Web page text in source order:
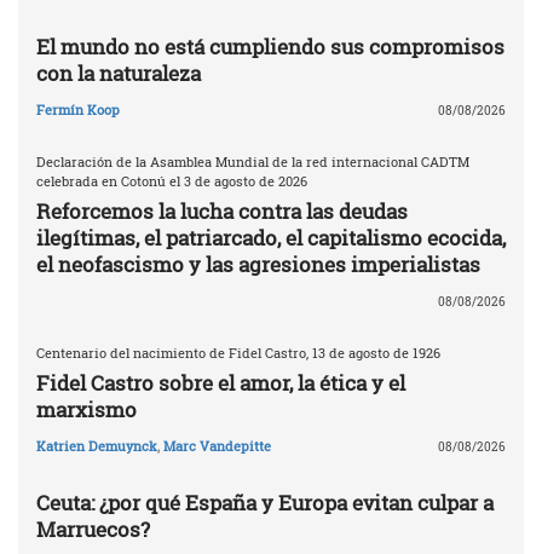
El mundo no está cumpliendo sus compromisos
con la naturaleza
Fermín Koop 08/08/2026
Declaración de la Asamblea Mundial de la red internacional CADTM
celebrada en Cotonú el 3 de agosto de 2026
Reforcemos la lucha contra las deudas
ilegítimas, el patriarcado, el capitalismo ecocida,
el neofascismo y las agresiones imperialistas
08/08/2026
Centenario del nacimiento de Fidel Castro, 13 de agosto de 1926
Fidel Castro sobre el amor, la ética y el
marxismo
Katrien Demuynck, Marc Vandepitte 08/08/2026
Ceuta: ¿por qué España y Europa evitan culpar a
Marruecos?